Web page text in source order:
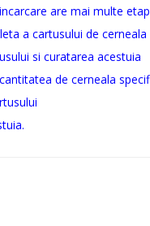
are mai multe
a cartusului de cerneala
si curatarea acestuia
de cerneala